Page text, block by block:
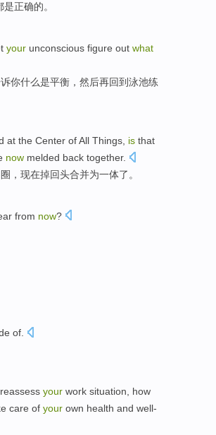
正确的。
your unconscious figure out what
你什么是平衡 ， 然后再回到泳池练
at the Center ofAll Things is that
now melded back together.
， 现在掉回头合并为一体了。
from now?
of
reassess your work situation
how
care of your own health and well-